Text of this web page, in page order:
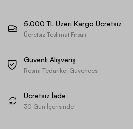
5.000 TL Üzeri Kargo Ücretsiz
Ücretsiz Teslimat Fırsatı
Güvenli Alışveriş
Resmi Tedarikçi Güvencesi
Ücretsiz İade
30 Gün İçerisinde